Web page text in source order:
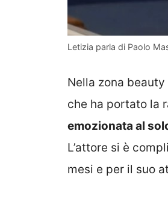
Letizia parla di Paolo
Nella zona
che ha portato la
emozionata al
L’attore si è
mesi e per il suo